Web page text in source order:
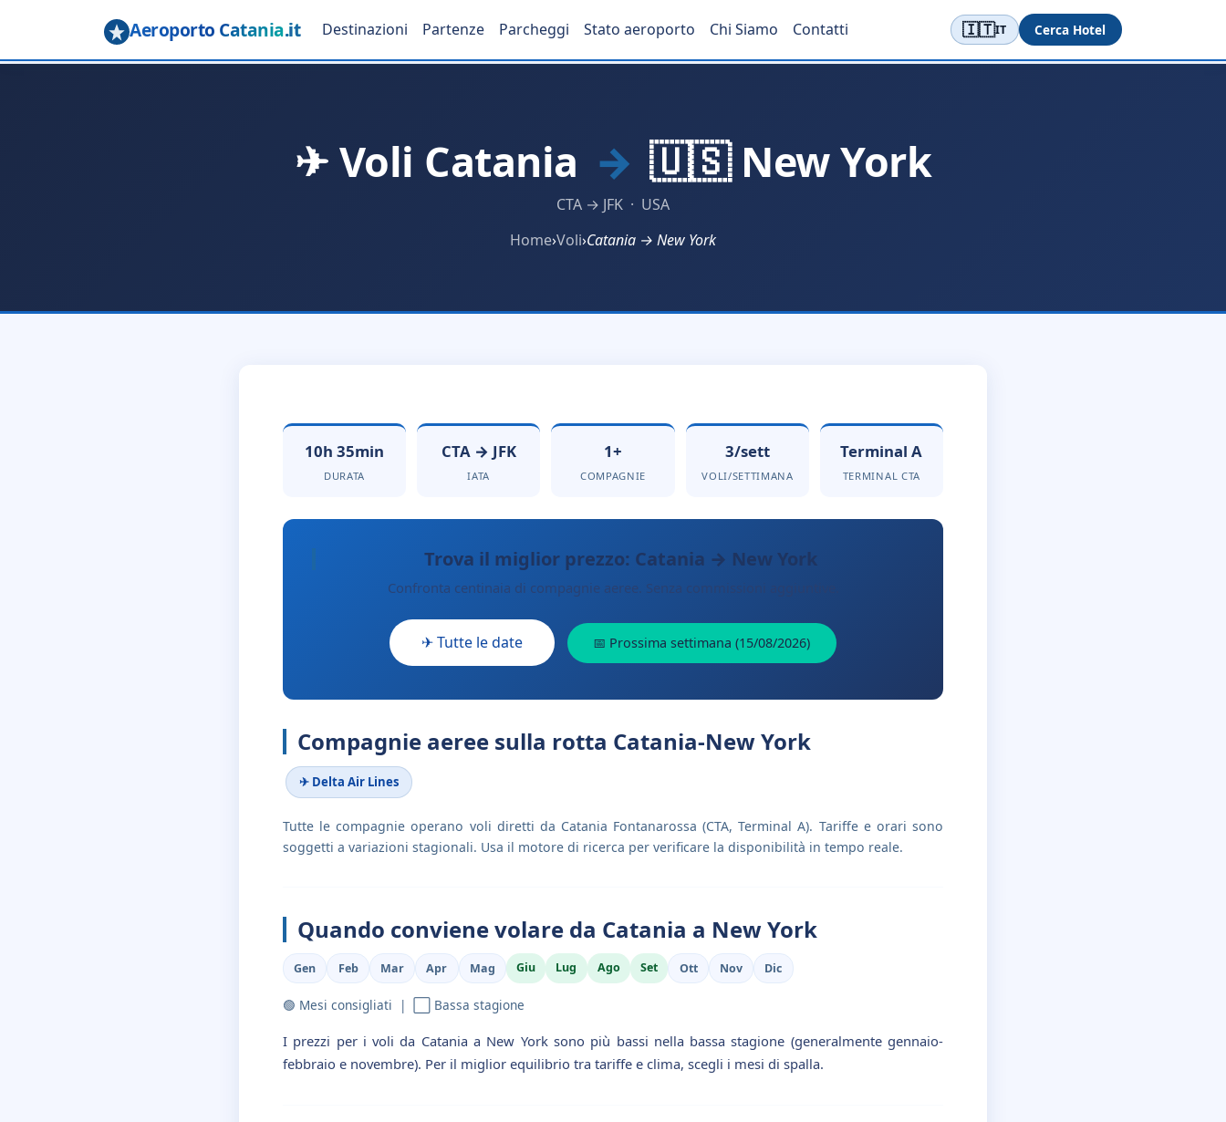
Aeroporto Catania.it Destinazioni Partenze Parcheggi Stato aeroporto Chi Siamo Contatti 🇮🇹IT Cerca Hotel
✈ Voli Catania → 🇺🇸 New York
CTA → JFK · USA
Home›Voli›Catania → New York
10h 35min
DURATA
CTA → JFK
IATA
1+
COMPAGNIE
3/sett
VOLI/SETTIMANA
Terminal A
TERMINAL CTA
Trova il miglior prezzo: Catania → New York
Confronta centinaia di compagnie aeree. Senza commissioni aggiuntive.
✈ Tutte le date 📅 Prossima settimana (15/08/2026)
Compagnie aeree sulla rotta Catania-New York
✈ Delta Air Lines
Tutte le compagnie operano voli diretti da Catania Fontanarossa (CTA, Terminal A). Tariffe e orari sono
soggetti a variazioni stagionali. Usa il motore di ricerca per verificare la disponibilità in tempo reale.
Quando conviene volare da Catania a New York
Gen Feb Mar Apr Mag Giu Lug Ago Set Ott Nov Dic
🟢 Mesi consigliati | ⬜ Bassa stagione
I prezzi per i voli da Catania a New York sono più bassi nella bassa stagione (generalmente gennaio-
febbraio e novembre). Per il miglior equilibrio tra tariffe e clima, scegli i mesi di spalla.